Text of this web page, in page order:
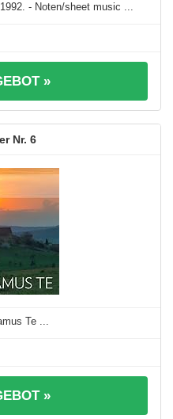
- Noten/sheet music ...
»
6
Te ...
»